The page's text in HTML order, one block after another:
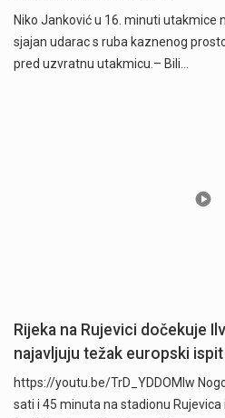
Niko Janković u 16. minuti utakmice
sjajan udarac s ruba kaznenog
pred uzvratnu utakmicu.– Bili…
Rijeka na Rujevici dočekuje
najavljuju težak europski ispit
https://youtu.be/TrD_YDDOMIw
sati i 45 minuta na stadionu